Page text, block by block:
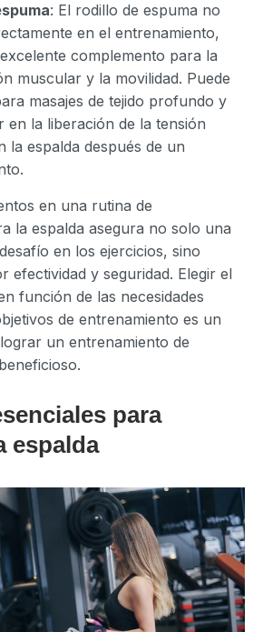
: El rodillo de espuma no
en el entrenamiento,
complemento para la
muscular y la movilidad. Puede
masajes de tejido profundo y
en la liberación de la tensión
la espalda después de un
en una rutina de
la espalda asegura no solo una
en los ejercicios, sino
efectividad y seguridad. Elegir el
función de las necesidades
de entrenamiento es un
un entrenamiento de
para
espalda